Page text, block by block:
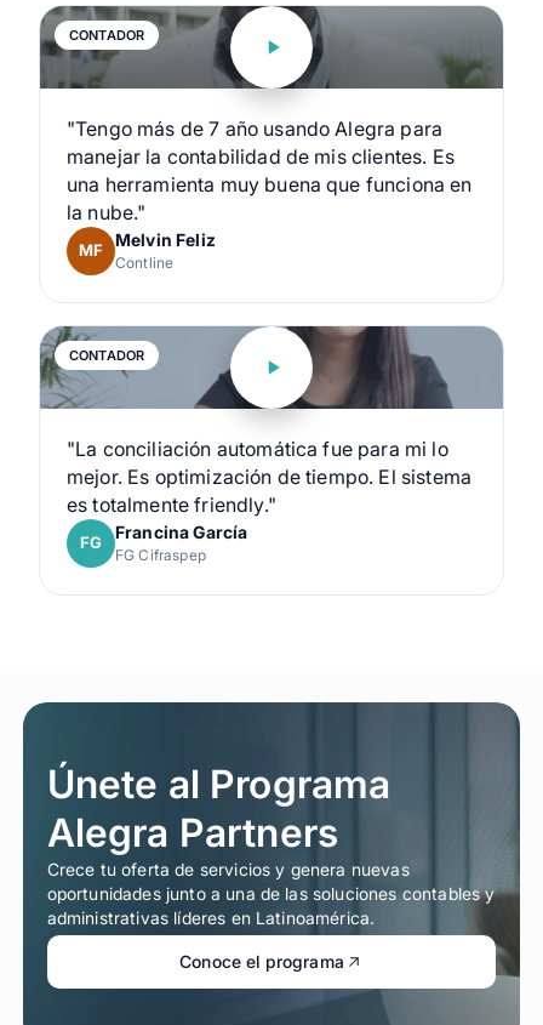
CONTADOR
"Tengo más de 7 año usando Alegra para
manejar la contabilidad de mis clientes. Es
una herramienta muy buena que funciona en
la nube."
MF Melvin Feliz
Contline
CONTADOR
"La conciliación automática fue para mi lo
mejor. Es optimización de tiempo. El sistema
es totalmente friendly."
FG Francina García
FG Cifraspep
Únete al Programa
Alegra Partners
Crece tu oferta de servicios y genera nuevas
oportunidades junto a una de las soluciones contables y
administrativas líderes en Latinoamérica.
Conoce el programa